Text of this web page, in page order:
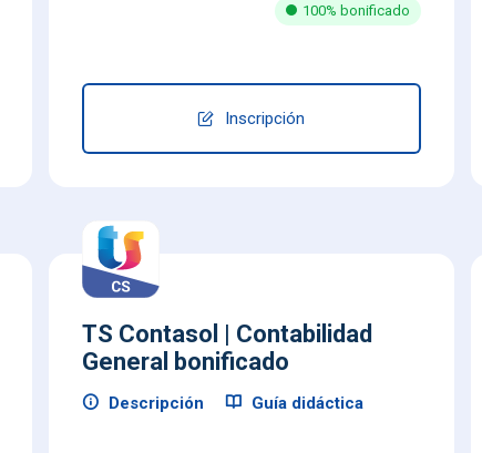
100% bonificado
Inscripción
TS Contasol | Contabilidad
General bonificado
Descripción Guía didáctica